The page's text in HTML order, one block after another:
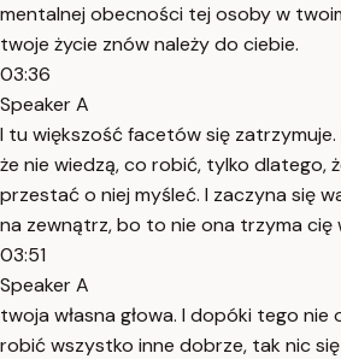
mentalnej obecności tej osoby w
twoje życie znów należy do ciebie.
03:36
Speaker A
I tu większość facetów się
że nie wiedzą, co robić, tylko dlatego,
przestać o niej myśleć. I zaczyna się
na zewnątrz, bo to nie ona trzyma cię
03:51
Speaker A
twoja własna głowa. I dopóki tego nie
robić wszystko inne dobrze, tak nic się